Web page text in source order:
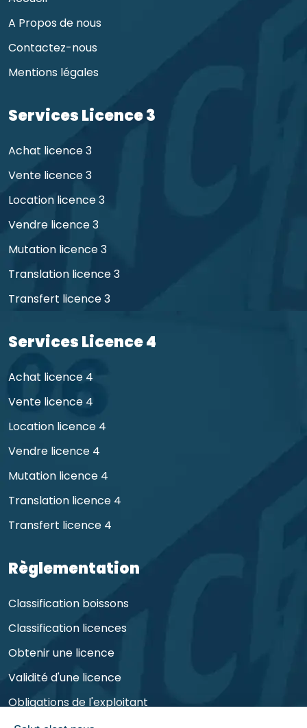
A Propos de nous
Contactez-nous
Mentions légales
Services Licence 3
Achat licence 3
Vente licence 3
Location licence 3
Vendre licence 3
Mutation licence 3
Translation licence 3
Transfert licence 3
Services Licence 4
Achat licence 4
Vente licence 4
Location licence 4
Vendre licence 4
Mutation licence 4
Translation licence 4
Transfert licence 4
Règlementation
Classification boissons
Classification licences
Obtenir une licence
Validité d'une licence
Obligations de l'exploitant